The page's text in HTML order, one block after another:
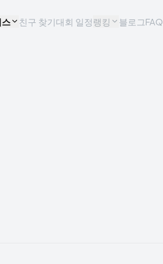
친구 찾기대회 일정랭킹 블로그FAQ